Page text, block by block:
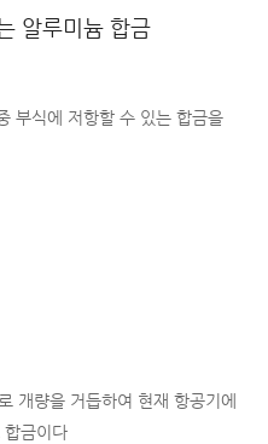
알루미늄 합금
부식에 저항할 수 있는 합금을
개량을 거듭하여 현재 항공기에
합금이다